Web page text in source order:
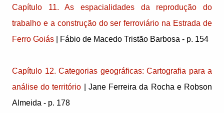
Capítulo 11. As espacialidades da reprodução do
trabalho e a construção do ser ferroviário na Estrada de
Ferro Goiás | Fábio de Macedo Tristão Barbosa - p. 154
Capítulo 12. Categorias geográficas: Cartografia para a
análise do território | Jane Ferreira da Rocha e Robson
Almeida - p. 178